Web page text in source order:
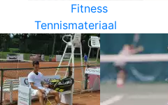
Fitness
Tennismateriaal